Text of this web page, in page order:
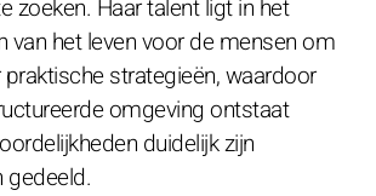
zoeken. Haar talent ligt in het
van het leven voor de mensen om
strategieën, waardoor
omgeving ontstaat
duidelijk zijn
gedeeld.